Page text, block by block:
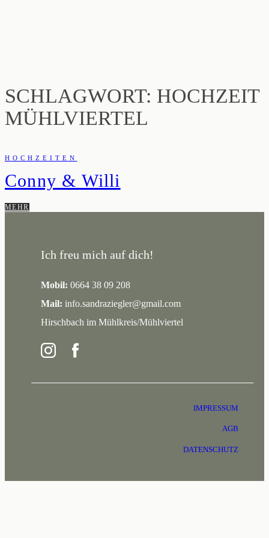
SCHLAGWORT: HOCHZEIT
MÜHLVIERTEL
HOCHZEITEN
Conny & Willi
MEHR
Ich freu mich auf dich!
IMPRESSUM
Mobil: 0664 38 09 208
Mail: info.sandraziegler@gmail.com
Hirschbach im Mühlkreis/Mühlviertel
AGB
DATENSCHUTZ